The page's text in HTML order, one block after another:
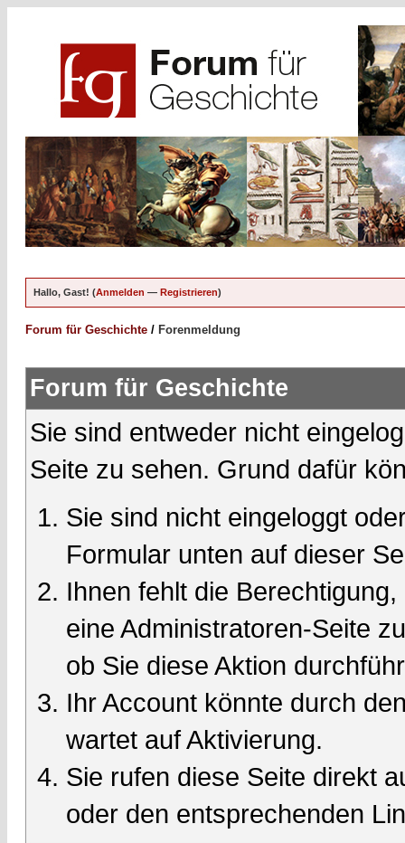
Hallo, Gast! (Anmelden — Registrieren)
Forum für Geschichte / Forenmeldung
Forum für Geschichte
Sie sind entweder nicht
Seite zu sehen. Grund dafür
Sie sind nicht eingeloggt
Formular unten auf dieser
Ihnen fehlt die
eine Administratoren-Seite
ob Sie diese Aktion
Ihr Account könnte durch
wartet auf Aktivierung.
Sie rufen diese Seite direkt
oder den entsprechenden